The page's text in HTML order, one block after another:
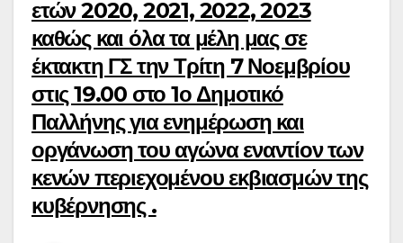
ετών 2020, 2021, 2022, 2023
καθώς και όλα τα μέλη μας σε
έκτακτη ΓΣ την Τρίτη 7 Νοεμβρίου
στις 19.00 στο 1ο Δημοτικό
Παλλήνης για ενημέρωση και
οργάνωση του αγώνα εναντίον των
κενών περιεχομένου εκβιασμών της
κυβέρνησης .